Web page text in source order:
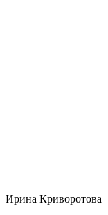
Ирина Криворотова